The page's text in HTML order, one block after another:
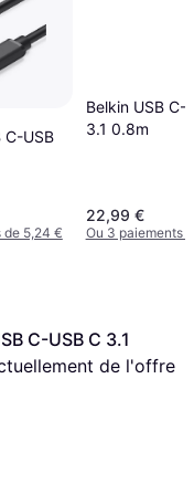
C-USB
de 5,24 €
Belkin USB C-
3.1 0.8m
22,99 €
Ou 3 paiements
C-USB C 3.1
de l'offre